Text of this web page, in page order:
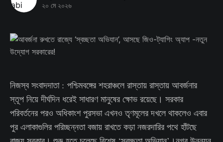
২০ মে ২০২৬
নিজস্ব সংবাদদাতা : পশ্চিমবঙ্গের শহরাঞ্চলে রাস্তায় রাস্তায় আবর্জনার
স্তূপ নিয়ে দীর্ঘদিন ধরেই সাধারণ মানুষের ক্ষোভ রয়েছে। সরকার
পরিবর্তনের পরও অধিকাংশ পুরসভা এখনও তৃণমূলের দখলে থাকলেও এবার
পুর এলাকাগুলির পরিচ্ছন্নতা বজায় রাখতে কড়া নজরদারির পথে হাঁটছে